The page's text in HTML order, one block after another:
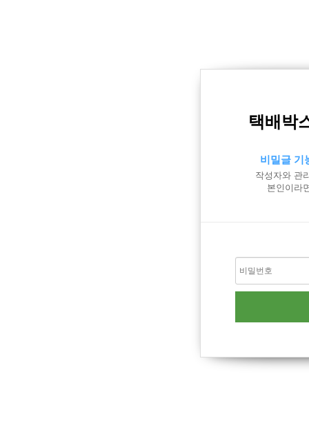
택배박
비밀글 기
작성자와 관
본인이라